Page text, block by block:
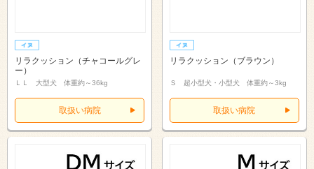
リラクッション（チャコールグレ
ー）
ＬＬ 大型犬 体重約～36kg
取扱い病院
リラクッション（ブラウン）
Ｓ 超小型犬・小型犬 体重約～3kg
取扱い病院